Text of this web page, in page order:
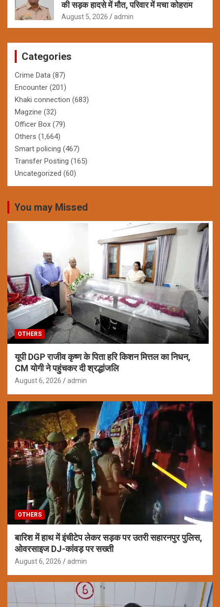
की सड़क हादसे में मौत, परिवार में मचा कोहराम
August 5, 2026 admin
Categories
Crime Data (87)
Encounter (201)
Khaki connection (683)
Magzine (32)
Officer Box (79)
Others (1,664)
Smart policing (467)
Transfer Posting (165)
Uncategorized (60)
You may Missed
OTHERS
यूपी DGP राजीव कृष्ण के पिता हरि किशन मित्तल का निधन,
CM योगी ने पहुंचकर दी श्रद्धांजलि
August 6, 2026 admin
OTHERS
बारिश में हाथ में इंचीटेप लेकर सड़क पर उतरी सहारनपुर पुलिस,
ओवरसाइज DJ-कांवड़ पर सख्ती
August 6, 2026 admin